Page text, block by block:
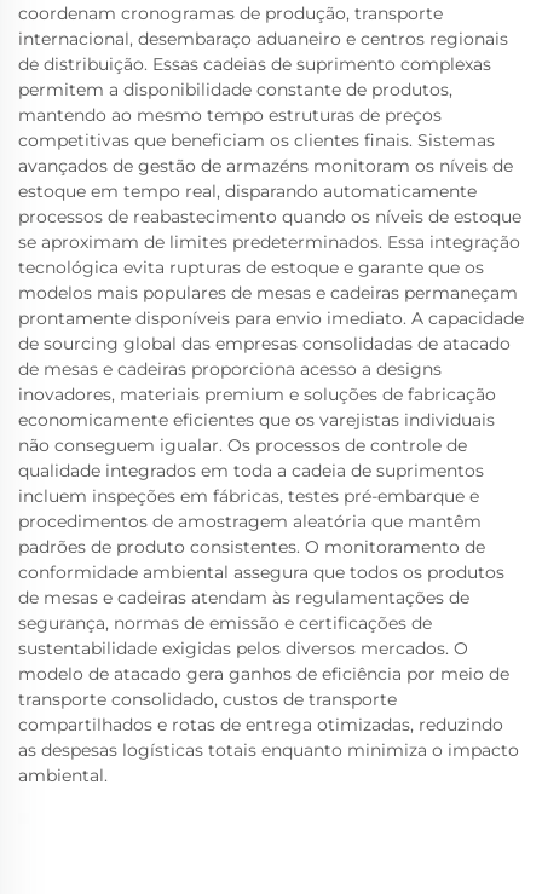
coordenam cronogramas de produção, transporte
internacional, desembaraço aduaneiro e centros regionais
de distribuição. Essas cadeias de suprimento complexas
permitem a disponibilidade constante de produtos,
mantendo ao mesmo tempo estruturas de preços
competitivas que beneficiam os clientes finais. Sistemas
avançados de gestão de armazéns monitoram os níveis de
estoque em tempo real, disparando automaticamente
processos de reabastecimento quando os níveis de estoque
se aproximam de limites predeterminados. Essa integração
tecnológica evita rupturas de estoque e garante que os
modelos mais populares de mesas e cadeiras permaneçam
prontamente disponíveis para envio imediato. A capacidade
de sourcing global das empresas consolidadas de atacado
de mesas e cadeiras proporciona acesso a designs
inovadores, materiais premium e soluções de fabricação
economicamente eficientes que os varejistas individuais
não conseguem igualar. Os processos de controle de
qualidade integrados em toda a cadeia de suprimentos
incluem inspeções em fábricas, testes pré-embarque e
procedimentos de amostragem aleatória que mantêm
padrões de produto consistentes. O monitoramento de
conformidade ambiental assegura que todos os produtos
de mesas e cadeiras atendam às regulamentações de
segurança, normas de emissão e certificações de
sustentabilidade exigidas pelos diversos mercados. O
modelo de atacado gera ganhos de eficiência por meio de
transporte consolidado, custos de transporte
compartilhados e rotas de entrega otimizadas, reduzindo
as despesas logísticas totais enquanto minimiza o impacto
ambiental.